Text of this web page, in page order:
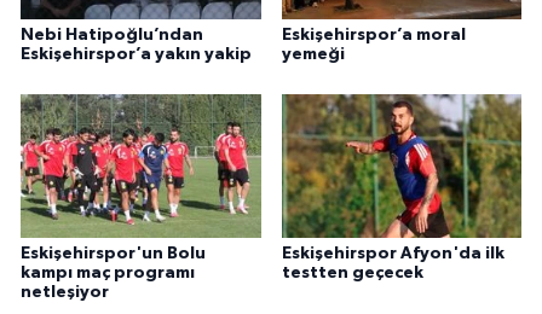
Nebi Hatipoğlu’ndan
Eskişehirspor’a yakın yakip
Eskişehirspor’a moral
yemeği
Eskişehirspor'un Bolu
kampı maç programı
netleşiyor
Eskişehirspor Afyon'da ilk
testten geçecek